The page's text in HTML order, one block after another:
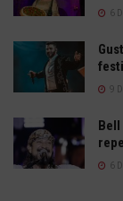
6
9
6